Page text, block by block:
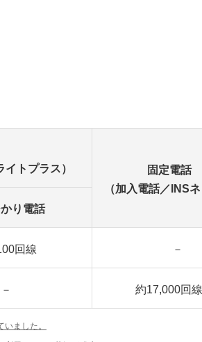
トプラス）
固定電話
（加入電話／INS
り電話
回線 －
－ 約17,000回線
いました。